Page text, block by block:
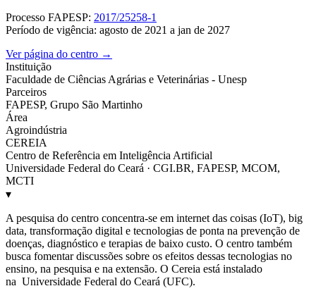
Processo FAPESP: 2017/25258-1
Período de vigência: agosto de 2021 a jan de 2027
Ver página do centro →
Instituição
Faculdade de Ciências Agrárias e Veterinárias - Unesp
Parceiros
FAPESP, Grupo São Martinho
Área
Agroindústria
CEREIA
Centro de Referência em Inteligência Artificial
Universidade Federal do Ceará · CGI.BR, FAPESP, MCOM,
MCTI
▾
A pesquisa do centro concentra-se em internet das coisas (IoT), big
data, transformação digital e tecnologias de ponta na prevenção de
doenças, diagnóstico e terapias de baixo custo. O centro também
busca fomentar discussões sobre os efeitos dessas tecnologias no
ensino, na pesquisa e na extensão. O Cereia está instalado
na Universidade Federal do Ceará (UFC).